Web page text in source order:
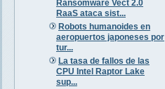
Ransomware Vect 2.0
RaaS ataca sist...
Robots humanoides en
aeropuertos japoneses por
tur...
La tasa de fallos de las
CPU Intel Raptor Lake
sup...